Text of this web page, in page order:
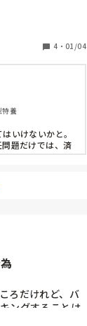
した。
が多い利用者。
と。
可能性大です。
専門の窓口に相
4 ・ 01/04
特養
いけないかと。
題だけでは、済
ろだけれど、バ
ングすることは